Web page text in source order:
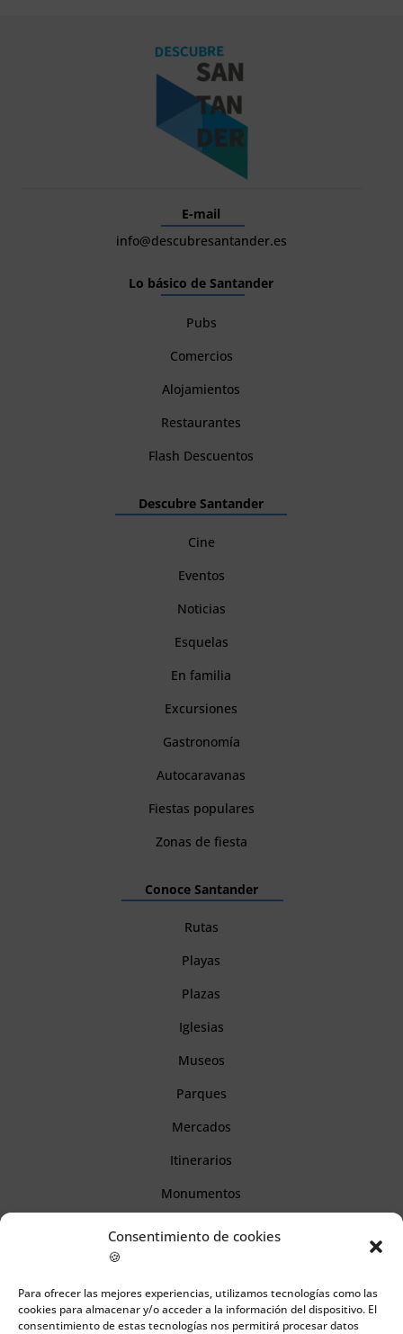
Consentimiento de cookies
🍪
Para ofrecer las mejores experiencias, utilizamos tecnologías como las
cookies para almacenar y/o acceder a la información del dispositivo. El
consentimiento de estas tecnologías nos permitirá procesar datos
E-mail
info@descubresantander.es
Lo básico de Santander
Pubs
Comercios
Alojamientos
Restaurantes
Flash Descuentos
Descubre Santander
Cine
Eventos
Noticias
Esquelas
En familia
Excursiones
Gastronomía
Autocaravanas
Fiestas populares
Zonas de fiesta
Conoce Santander
Rutas
Playas
Plazas
Iglesias
Museos
Parques
Mercados
Itinerarios
Monumentos
Información